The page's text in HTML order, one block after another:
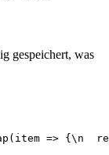
gespeichert, was
=> { \n